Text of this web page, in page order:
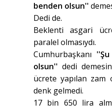
benden olsun''
Dedi de.
Beklenti asgari
paralel olmasıydı.
Cumhurbaşkanı
olsun'' dedi
ücrete yapılan zam
denk gelmedi.
17 bin 650 lira